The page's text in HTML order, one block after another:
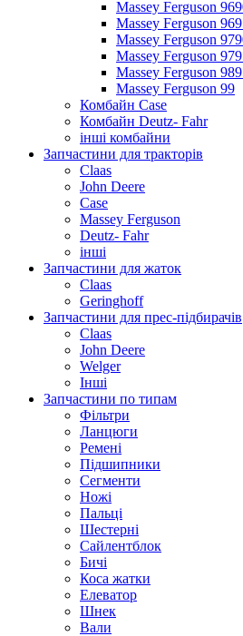
Massey Ferguson
Massey Ferguson
Massey Ferguson
Massey Ferguson
Massey Ferguson
Massey Ferguson 99
Комбайн Case
Комбайн Deutz- Fahr
інші комбайни
Запчастини для тракторів
Claas
John Deere
Case
Massey Ferguson
Deutz- Fahr
інші
Запчастини для жаток
Claas
Geringhoff
Запчастини для прес-підбирачів
Claas
John Deere
Welger
Інші
Запчастини по типам
Фільтри
Ланцюги
Ремені
Підшипники
Сегменти
Ножі
Пальці
Шестерні
Сайлентблок
Бичі
Коса жатки
Елеватор
Шнек
Вали